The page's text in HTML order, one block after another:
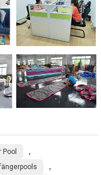
Pool ,
,